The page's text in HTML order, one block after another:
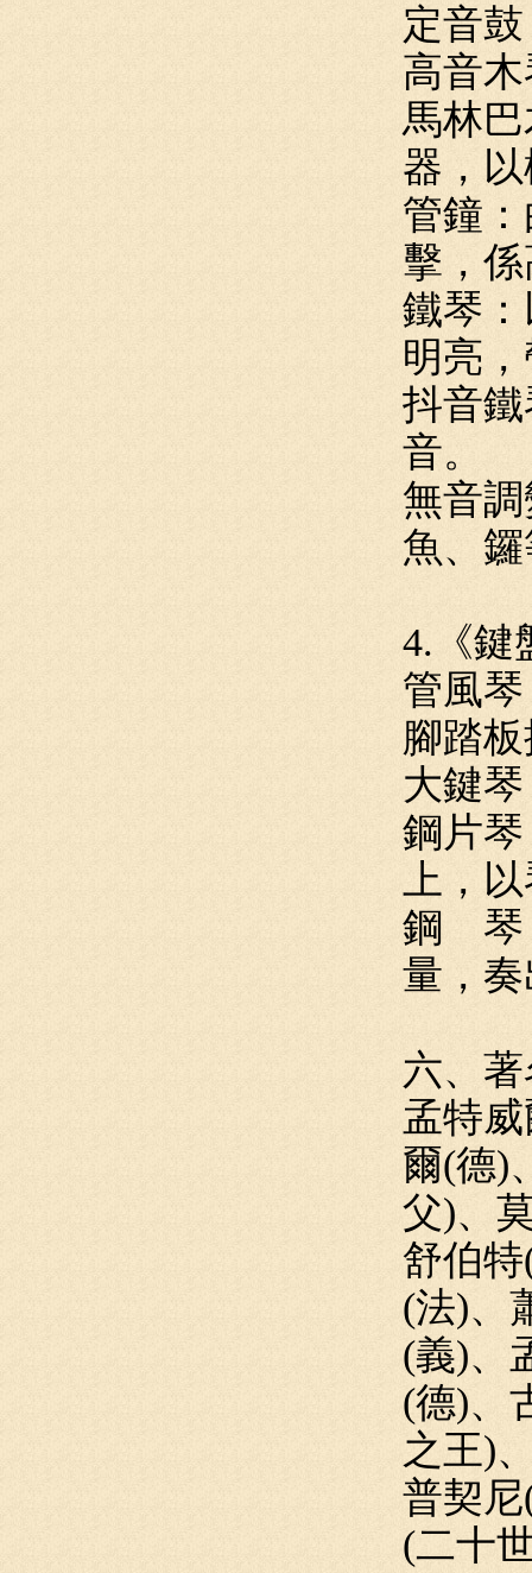
定音
高音
馬林
器，
管鐘
擊，
鐵琴
明亮
抖音
音。
無音
魚、
4.《鍵
管風
腳踏
大鍵
鋼片
上，
鋼 琴
量，
六、
孟特
爾(德)
父)、
舒伯
(法)、
(義)、
(德)、
之王)
普契
(二十